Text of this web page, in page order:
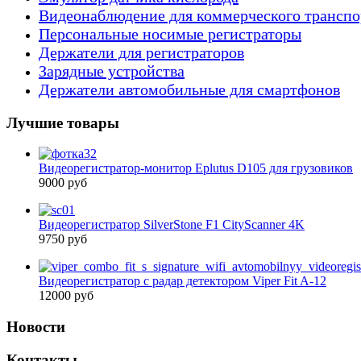
Видеонаблюдение для коммерческого
Персональные носимые регистраторы
Держатели для регистраторов
Зарядные устройства
Держатели автомобильные для смартфонов
Лучшие товары
Видеорегистратор-монитор Eplutus D105 для грузовиков
9000 руб
Видеорегистратор SilverStone F1 CityScanner 4K
9750 руб
Видеорегистратор с радар детектором Viper Fit A-12
12000 руб
Новости